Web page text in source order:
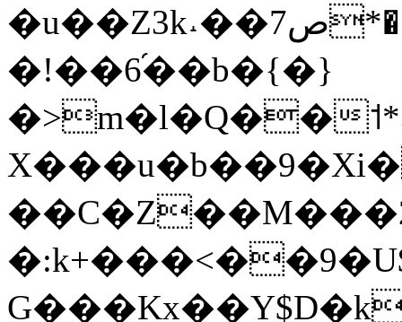
�u��Z3k˔��7ص*��*�]�'v�N�����Oڝʳ�L�CR
�!��6֜��b�{�}
�>m�l�Q��